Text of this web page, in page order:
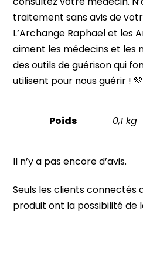
traitement sans avis de
L’Archange Raphael et les
aiment les médecins et les
des outils de guérison qui
utilisent pour nous guérir ! 💚
Poids 0,1 kg
Il n’y a pas encore d’avis.
Seuls les clients connectés
produit ont la possibilité de